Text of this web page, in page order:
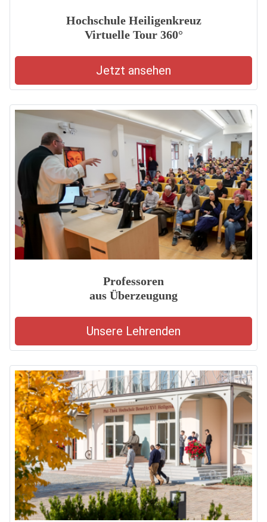
Hochschule Heiligenkreuz
Virtuelle Tour 360°
Jetzt ansehen
Professoren
aus Überzeugung
Unsere Lehrenden